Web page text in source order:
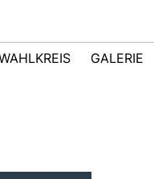
GALERIE